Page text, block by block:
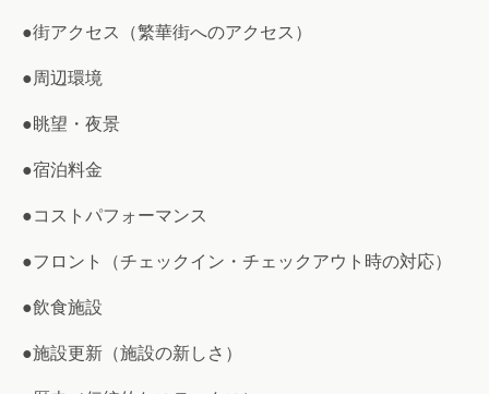
●街アクセス（繁華街へのアクセス）
●周辺環境
●眺望・夜景
●宿泊料金
●コストパフォーマンス
●フロント（チェックイン・チェックアウト時の対応）
●飲食施設
●施設更新（施設の新しさ）